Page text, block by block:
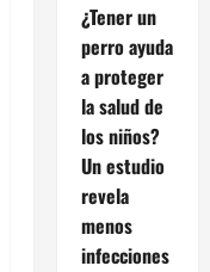
¿Tener un
perro ayuda
a proteger
la salud de
los niños?
Un estudio
revela
menos
infecciones